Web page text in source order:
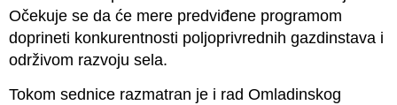
Očekuje se da će mere predviđene programom
doprineti konkurentnosti poljoprivrednih gazdinstava i
održivom razvoju sela.
Tokom sednice razmatran je i rad Omladinskog